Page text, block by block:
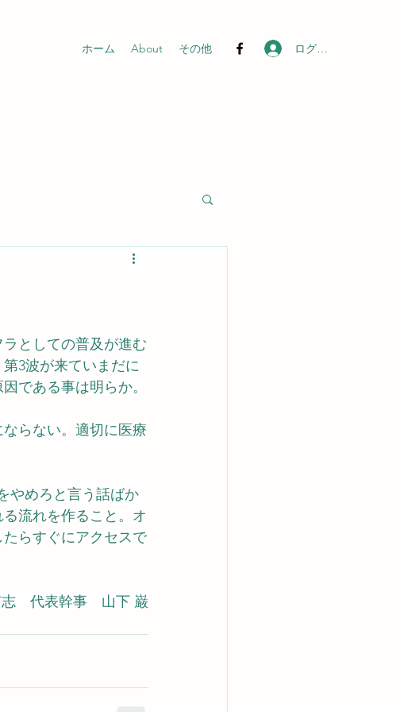
ホーム About その他 ログイン
としての普及が進む
3波が来ていまだに
である事は明らか。
らない。適切に医療
やめろと言う話ばか
流れを作ること。オ
らすぐにアクセスで
　代表幹事　山下 巌